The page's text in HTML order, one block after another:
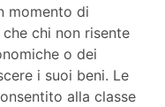
momento di
chi non risente
o dei
i suoi beni. Le
alla classe